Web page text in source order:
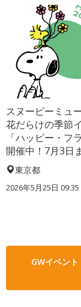
スヌーピーミュ
花だらけの季節
「ハッピー・フ
開催中！7月3日
東京都
2026年5月25日
GWイベン